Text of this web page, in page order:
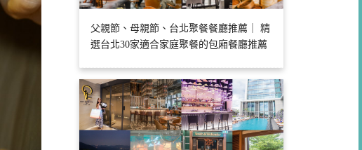
父親節、母親節、台北聚餐餐廳推薦｜ 精
選台北30家適合家庭聚餐的包廂餐廳推薦